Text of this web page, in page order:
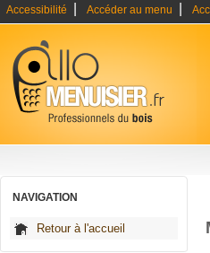
Accessibilité Accéder au menu
NAVIGATION
Retour à l'accueil